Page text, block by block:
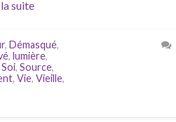
suite
, Démasqué,
, lumière,
Soi, Source,
, Vie, Vieille,